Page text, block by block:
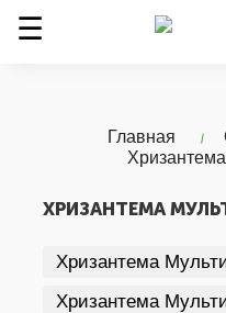
Главная
ХРИЗАНТЕМА
Хризантема
Хризантема